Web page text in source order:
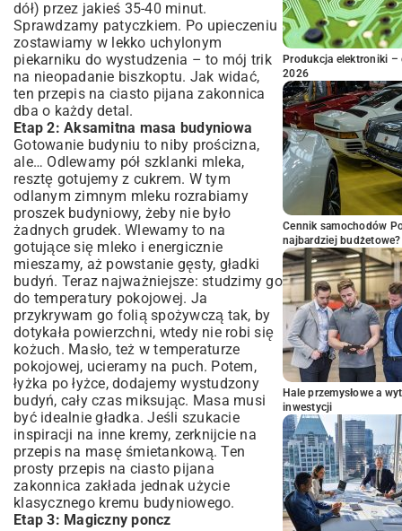
dół) przez jakieś 35-40 minut.
Sprawdzamy patyczkiem. Po upieczeniu
zostawiamy w lekko uchylonym
piekarniku do wystudzenia – to mój trik
na nieopadanie biszkoptu. Jak widać,
ten przepis na ciasto pijana zakonnica
dba o każdy detal.
Etap 2: Aksamitna masa budyniowa
Gotowanie budyniu to niby prościzna,
ale… Odlewamy pół szklanki mleka,
resztę gotujemy z cukrem. W tym
odlanym zimnym mleku rozrabiamy
proszek budyniowy, żeby nie było
żadnych grudek. Wlewamy to na
gotujące się mleko i energicznie
mieszamy, aż powstanie gęsty, gładki
budyń. Teraz najważniejsze: studzimy go
do temperatury pokojowej. Ja
przykrywam go folią spożywczą tak, by
dotykała powierzchni, wtedy nie robi się
kożuch. Masło, też w temperaturze
pokojowej, ucieramy na puch. Potem,
łyżka po łyżce, dodajemy wystudzony
budyń, cały czas miksując. Masa musi
być idealnie gładka. Jeśli szukacie
inspiracji na inne kremy, zerknijcie na
przepis na masę śmietankową. Ten
prosty przepis na ciasto pijana
zakonnica zakłada jednak użycie
klasycznego kremu budyniowego.
Etap 3: Magiczny poncz
Produkcja elektroniki –
2026
Cennik samochodów
najbardziej budżetowe?
Hale przemysłowe a
inwestycji